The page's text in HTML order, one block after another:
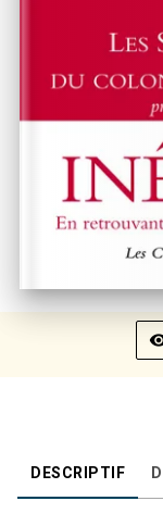
DESCRIPTIF